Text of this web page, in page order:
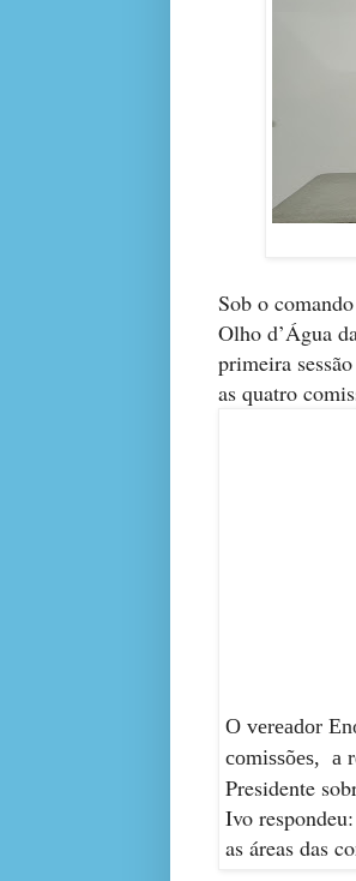
Sob o
Olho d’Água
primeira
as quatro
O vereador
comissões, a
Presidente
Ivo
as áreas das